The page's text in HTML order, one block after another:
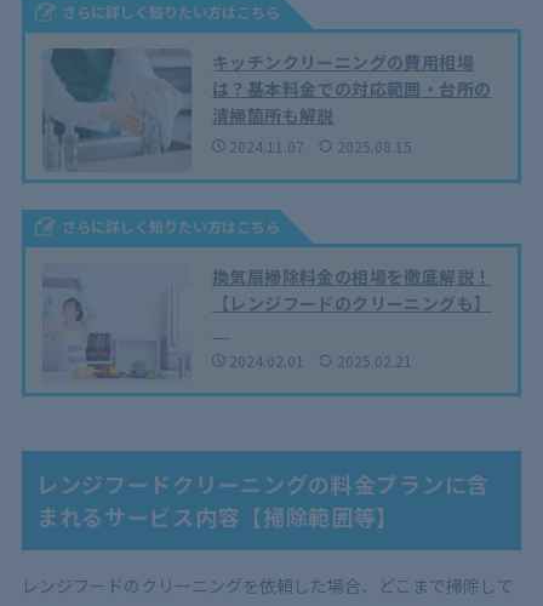
さらに詳しく知りたい方はこちら
キッチンクリーニングの費用相場
は？基本料金での対応範囲・台所の
清掃箇所も解説
2024.11.07 2025.08.15
さらに詳しく知りたい方はこちら
換気扇掃除料金の相場を徹底解説！
【レンジフードのクリーニングも】
2024.02.01 2025.02.21
レンジフードクリーニングの料金プランに含
まれるサービス内容【掃除範囲等】
レンジフードのクリーニングを依頼した場合、どこまで掃除して